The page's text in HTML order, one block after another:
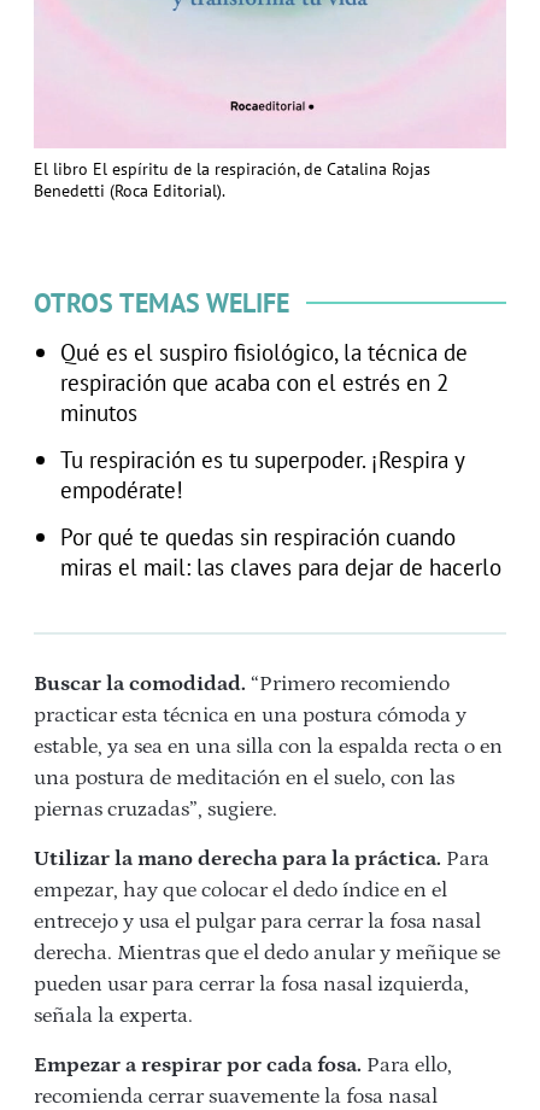
El libro El espíritu de la respiración, de Catalina Rojas
Benedetti (Roca Editorial).
OTROS TEMAS WELIFE
Qué es el suspiro fisiológico, la técnica de
respiración que acaba con el estrés en 2
minutos
Tu respiración es tu superpoder. ¡Respira y
empodérate!
Por qué te quedas sin respiración cuando
miras el mail: las claves para dejar de hacerlo
Buscar la comodidad. “Primero recomiendo
practicar esta técnica en una postura cómoda y
estable, ya sea en una silla con la espalda recta o en
una postura de meditación en el suelo, con las
piernas cruzadas”, sugiere.
Utilizar la mano derecha para la práctica. Para
empezar, hay que colocar el dedo índice en el
entrecejo y usa el pulgar para cerrar la fosa nasal
derecha. Mientras que el dedo anular y meñique se
pueden usar para cerrar la fosa nasal izquierda,
señala la experta.
Empezar a respirar por cada fosa. Para ello,
recomienda cerrar suavemente la fosa nasal